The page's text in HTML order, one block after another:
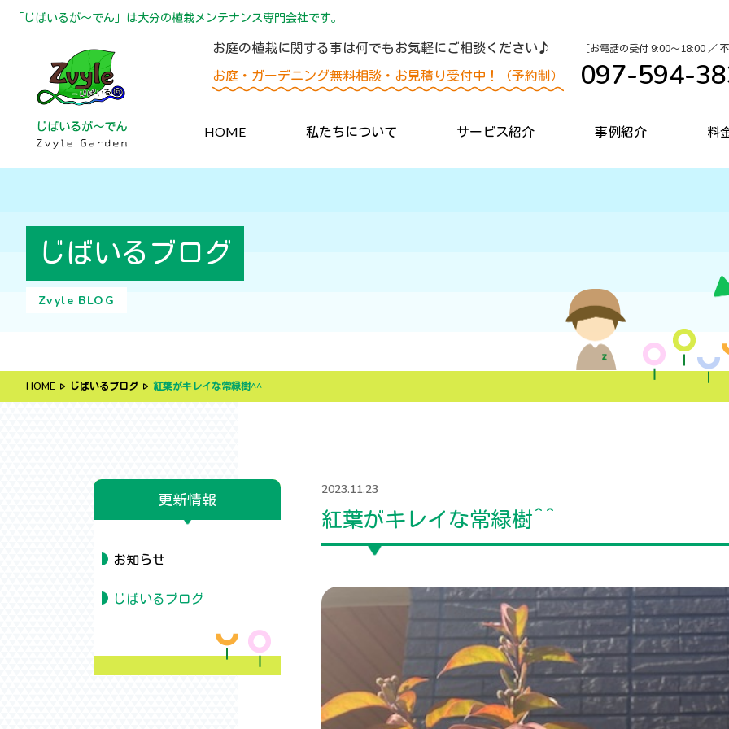
「じばいるが〜でん」は大分の植栽メンテナンス専門会社です。
お庭の植栽に関する事は何でもお気軽にご相談ください♪
お庭・ガーデニング無料相談・お見積り受付中！（予約制）
［お電話の受付 9:00〜18:00 ／
097-594-
HOME 私たちについて サービス紹介 事例紹介 料
じばいるブログ
Zvyle BLOG
HOME じばいるブログ 紅葉がキレイな常緑樹^^
更新情報
お知らせ
じばいるブログ
2023.11.23
紅葉がキレイな常緑樹^^